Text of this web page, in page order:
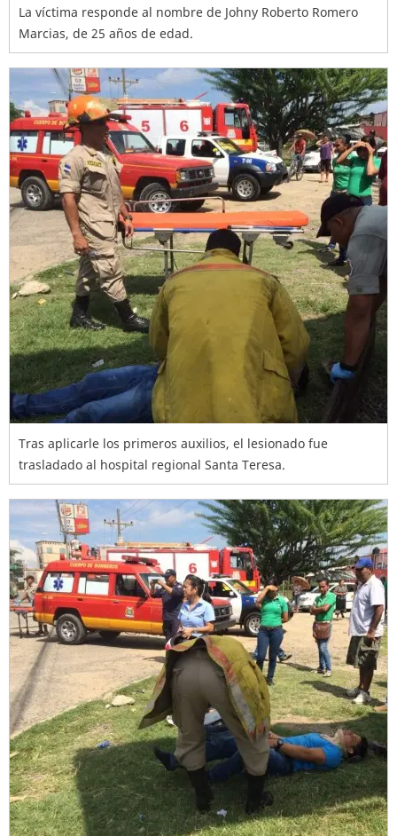
La víctima responde al nombre de Johny Roberto Romero
Marcias, de 25 años de edad.
Tras aplicarle los primeros auxilios, el lesionado fue
trasladado al hospital regional Santa Teresa.